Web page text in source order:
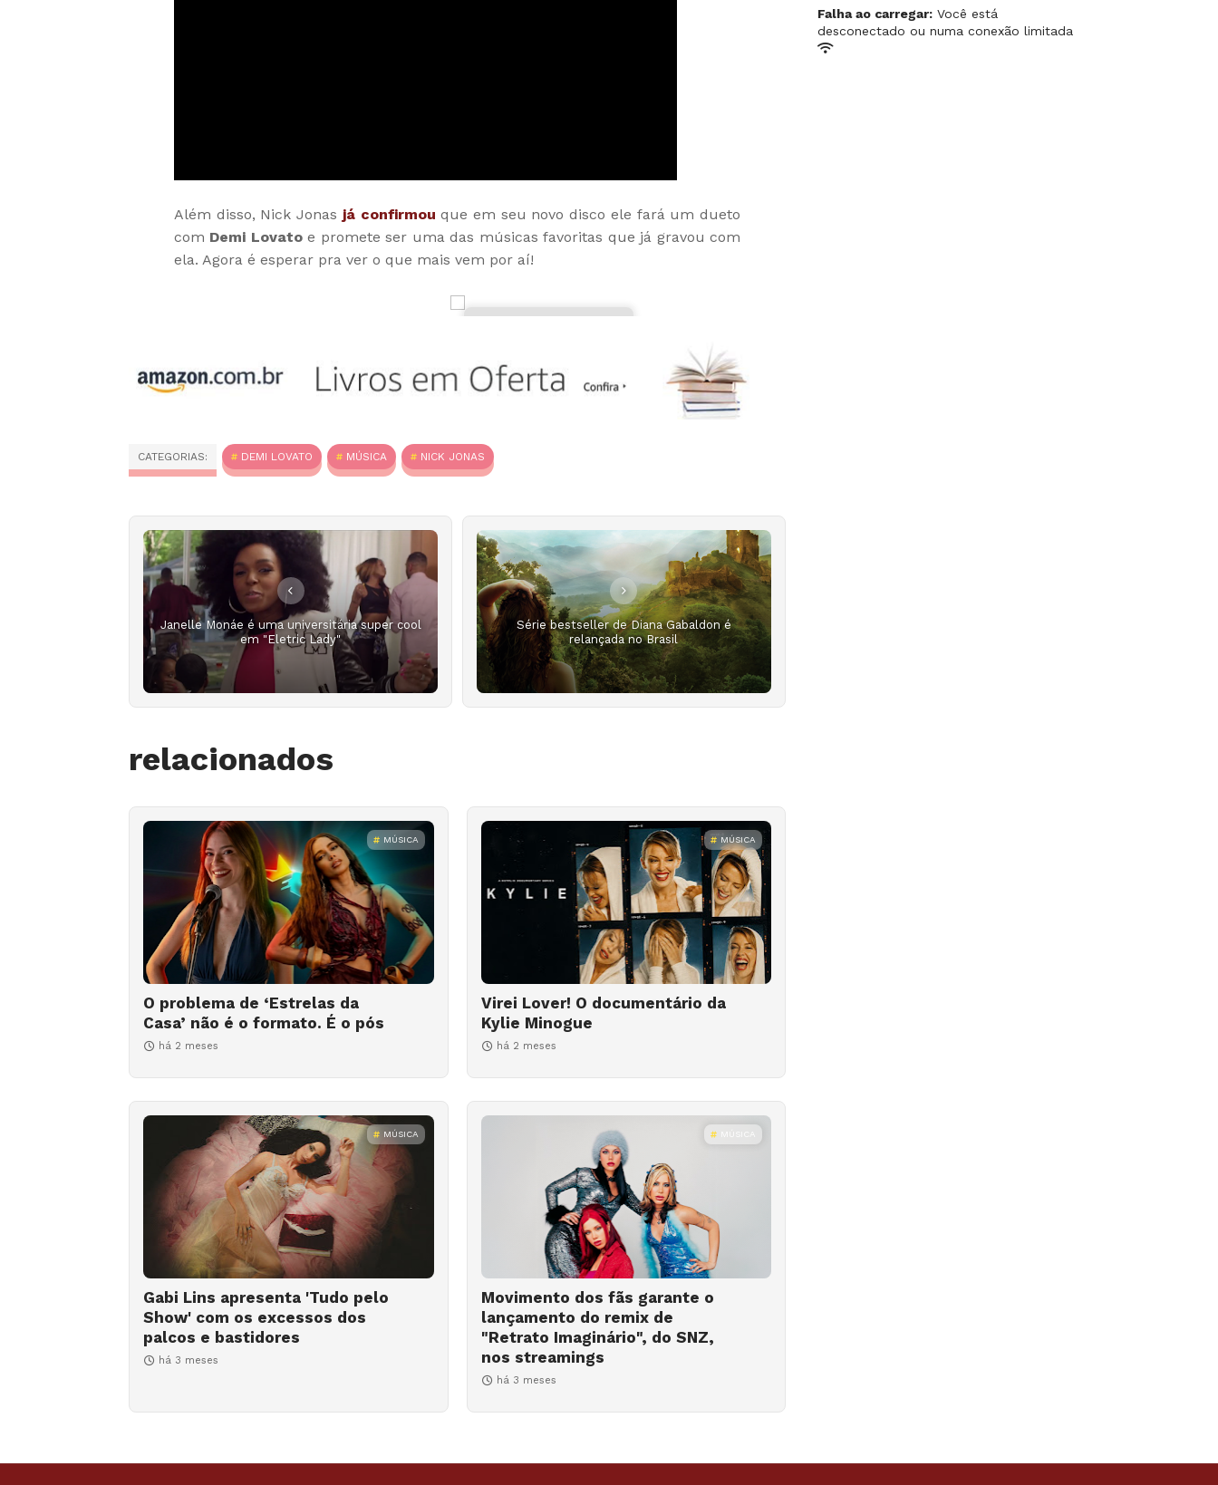
Além disso, Nick Jonas já confirmou que em seu novo disco ele fará um dueto
com Demi Lovatoe promete ser uma das músicas favoritas que já gravou com
ela. Agora é esperar pra ver o que mais vem por aí!
CATEGORIAS: DEMI LOVATO MÚSICA NICK JONAS
Janelle Monáe é uma universitária super cool
em "Eletric Lady"
Série bestseller de Diana Gabaldon é
relançada no Brasil
relacionados
MÚSICA
O problema de ‘Estrelas da
Casa’ não é o formato. É o pós
há 2 meses
MÚSICA
Virei Lover! O documentário da
Kylie Minogue
há 2 meses
MÚSICA
Gabi Lins apresenta 'Tudo pelo
Show' com os excessos dos
palcos e bastidores
há 3 meses
MÚSICA
Movimento dos fãs garante o
lançamento do remix de
"Retrato Imaginário", do SNZ,
nos streamings
há 3 meses
Falha ao carregar: Você está
desconectado ou numa conexão limitada